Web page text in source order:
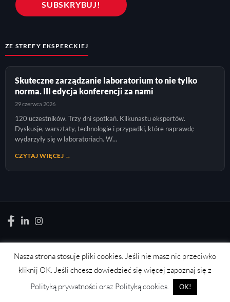
ZE STREFY EKSPERCKIEJ
Skuteczne zarządzanie laboratorium to nie tylko
norma. III edycja konferencji za nami
29 czerwca 2026
120 uczestników. Trzy dni spotkań. Kilkunastu ekspertów.
Dyskusje, warsztaty, technologie i przypadki, które naprawdę
wydarzyły się w laboratoriach. W…
CZYTAJ WIĘCEJ →
LABORATORYJNIE.PL
News, wydarzenia, konferencje, informacje, akredytacja.
Nasza strona stosuje pliki cookies. Jeśli nie masz nic przeciwko
kliknij OK. Jeśli chcesz dowiedzieć się więcej zapoznaj się z
Polityką prywatności oraz Polityką cookies.
OK!